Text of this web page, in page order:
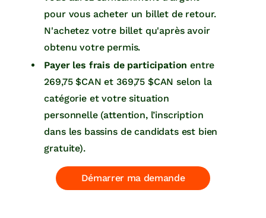
pour vous acheter un billet de retour.
N'achetez votre billet qu'après avoir
obtenu votre permis.
Payer les frais de participationentre
269,75 $CAN et 369,75 $CAN selon la
catégorie et votre situation
personnelle (attention, l’inscription
dans les bassins de candidats est bien
gratuite).
Démarrer ma demande